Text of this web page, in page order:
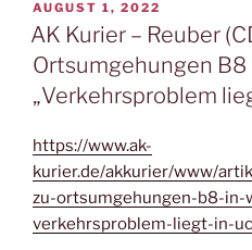
VERÖFFENTLICHT
AM
AUGUST 1, 2022
AK Kurier – Reuber
Ortsumgehungen B8
„Verkehrsproblem
https://www.ak-
kurier.de/akkurier/www/
zu-ortsumgehungen-b8-
verkehrsproblem-liegt-in-